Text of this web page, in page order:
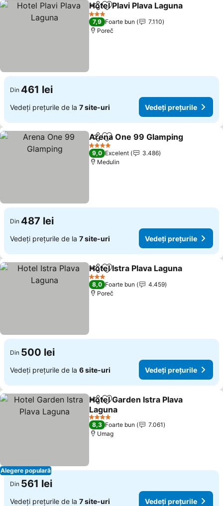
DistribuițiAdăugaţi la favorite
Hotel Plavi Plava Laguna
3 Stele
7,9 Foarte bun
7.110
Poreč
Din 461 lei
Vedeți prețurile de la 7 site-uri Vedeți prețurile
DistribuițiAdăugaţi la favorite
Arena One 99 Glamping
4 Stele
9,0 Excelent
3.486
Medulin
Din 487 lei
Vedeți prețurile de la 7 site-uri Vedeți prețurile
DistribuițiAdăugaţi la favorite
Hotel Istra Plava Laguna
3 Stele
8,0 Foarte bun
4.459
Poreč
Din 500 lei
Vedeți prețurile de la 6 site-uri Vedeți prețurile
Alegere populară
DistribuițiAdăugaţi la favorite
Hotel Garden Istra Plava
Laguna
4 Stele
8,3 Foarte bun
7.061
Umag
Din 561 lei
Vedeți prețurile de la 7 site-uri Vedeți prețurile